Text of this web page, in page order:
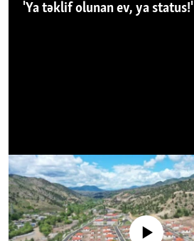
No media source